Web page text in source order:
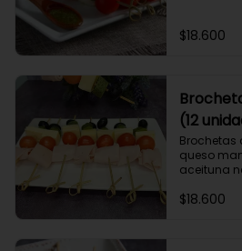
$18.600
(12
Brochetas
queso
aceituna
$18.600